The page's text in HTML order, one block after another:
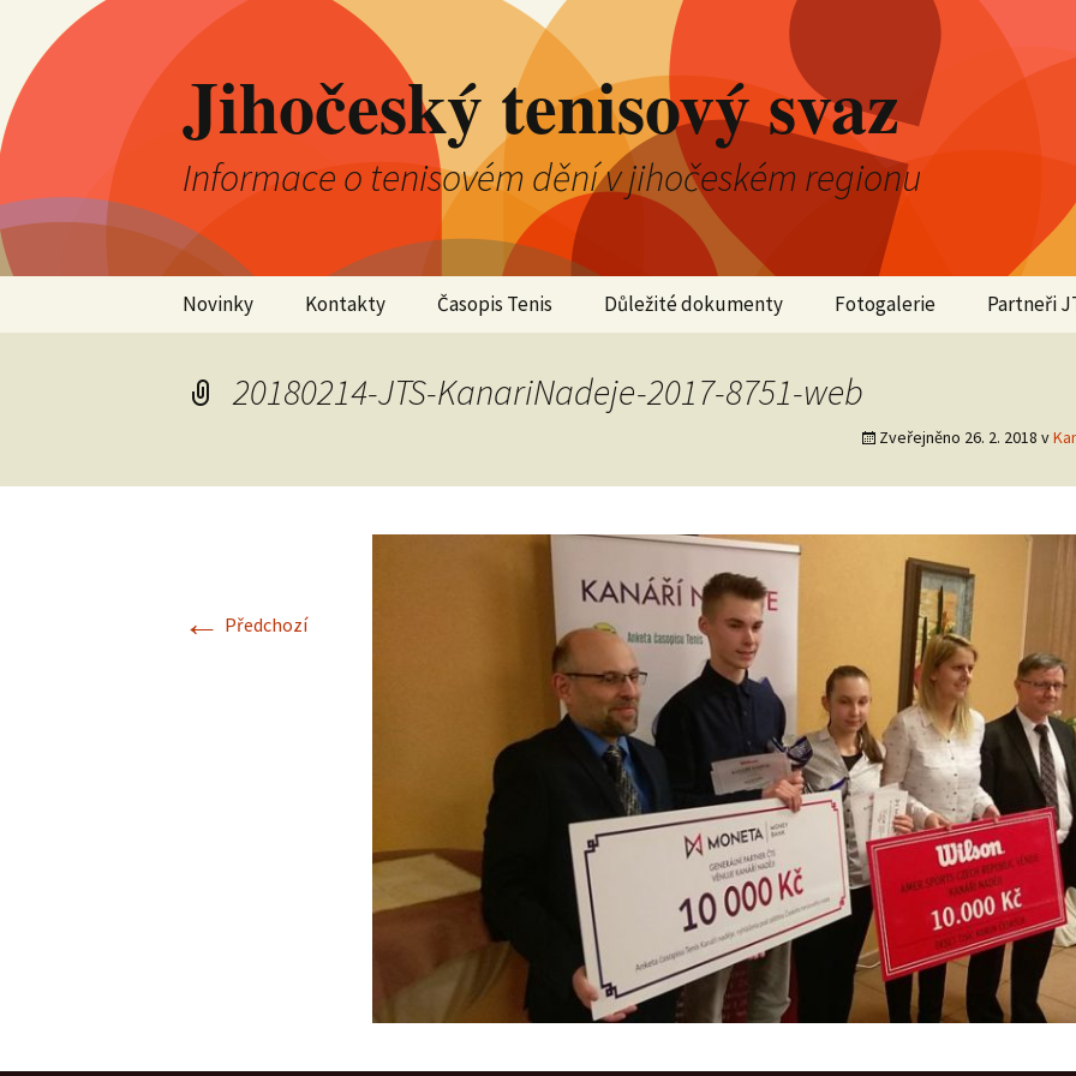
Jihočeský tenisový svaz
Informace o tenisovém dění v jihočeském regionu
webu
Novinky Kontakty
svazy
Časopis Tenis Důležité dokumenty Fotogalerie
2022
2019
2018
2017
2016
2015
2014
Partneři
20180214-JTS-KanariNadeje-2017-8751-web
Zveřejněno 26. 2. 2018 v
← Předchozí